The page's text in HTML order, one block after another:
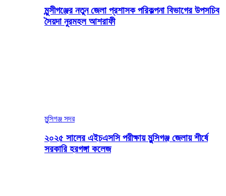
মুন্সীগঞ্জের নতুন জেলা প্রশাসক পরিকল্পনা বিভাগের উপসচিব
সৈয়দা নুরমহল আশরাফী
মুন্সিগঞ্জ সদর
২০২৫ সালের এইচএসসি পরীক্ষায় মুন্সিগঞ্জ জেলায় শীর্ষে
সরকারি হরগঙ্গা কলেজ